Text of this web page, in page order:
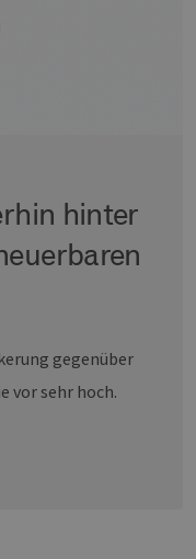
hinter
gegenüber
vor sehr hoch.